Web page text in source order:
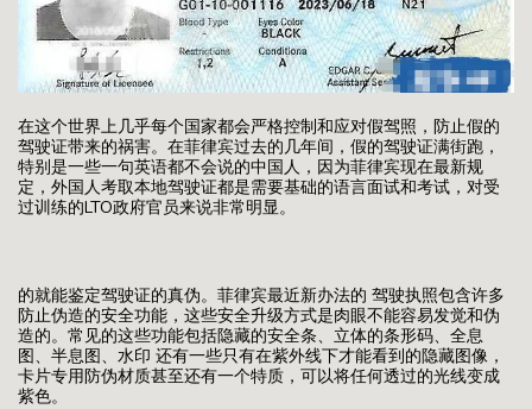
在这个世界上几乎每个国家都会严格控制和应对假驾照，防止假的
驾驶证带来的祸害。在菲律宾过去的几年间，假的驾驶证满街跑，
特别是一些一句英语都不会说的中国人，因为菲律宾现在最新规
定，外国人考取本地驾驶证都是需要基础的语言面试和考试，对受
过训练的LTO政府官员来说非常明显。
的就能鉴定驾驶证的真伪。菲律宾最近新办法的 驾驶执照包含许多
防止伪造的安全功能，这些安全升级方式是肉眼不能容易发觉和伪
造的。常见的这些功能包括隐藏的安全条、立体的条形码、全息
图、半息图、水印 还有一些只有在紫外线下才能看到的隐藏图像，
卡片专用防伪材质甚至还有一个特质，可以将任何透过的光线变成
紫色。